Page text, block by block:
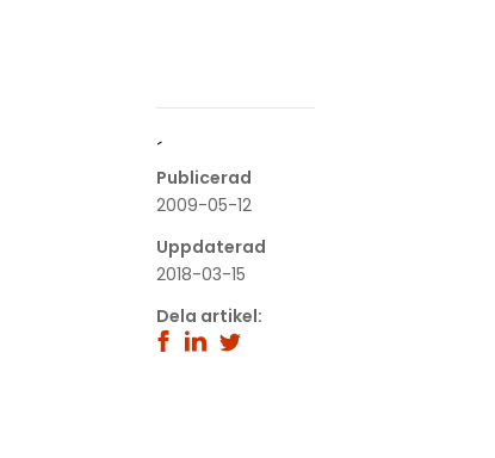
´
Publicerad
2009-05-12
Uppdaterad
2018-03-15
Dela artikel: